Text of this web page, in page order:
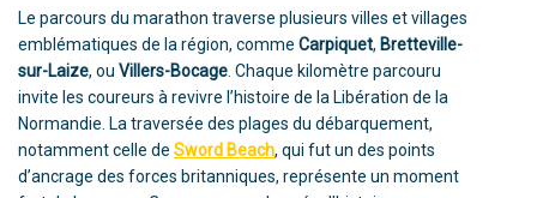
Le parcours du marathon traverse plusieurs villes et villages
emblématiques de la région, comme Carpiquet, Bretteville-
sur-Laize, ou Villers-Bocage . Chaque kilomètre parcouru
invite les coureurs à revivre l’histoire de la Libération de la
Normandie. La traversée des plages du débarquement,
notamment celle de Sword Beach, qui fut un des points
d’ancrage des forces britanniques, représente un moment